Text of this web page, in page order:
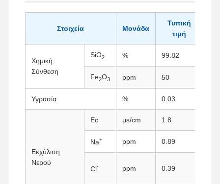
Αρχική
Σελίδα
Στοιχεία Μονάδα
Τυπική
τιμή
Χημική
Σύνθεση
SiO2 % 99.82
Fe2O3 ppm 50
Υγρασία % 0.03
Εκχύλιση
Νερού
Ec μs/cm 1.8
Na+ ppm 0.89
Cl- ppm 0.39